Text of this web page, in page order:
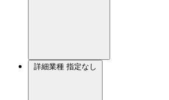
詳細業種 指定なし